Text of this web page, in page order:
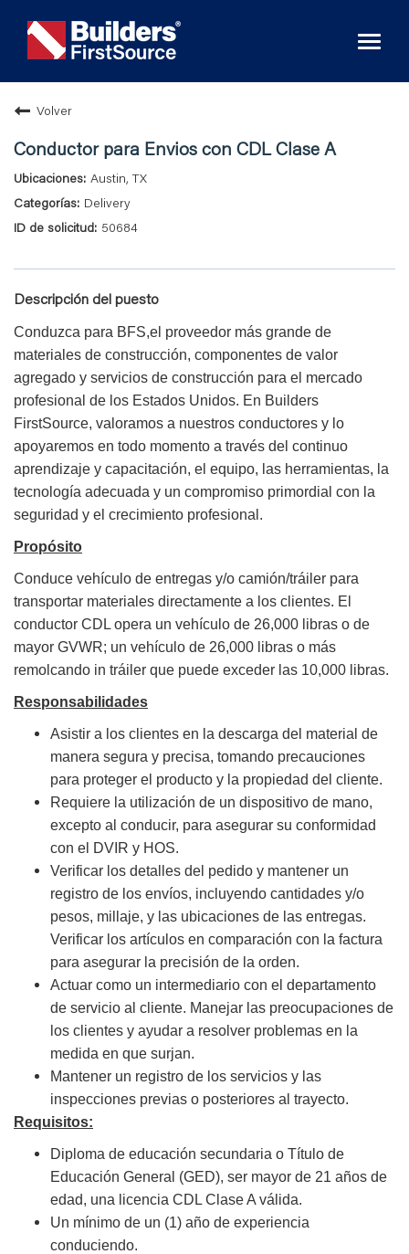
Volver
Conductor para Envios con CDL Clase A
Austin, TX
Delivery
50684
Descripción del puesto
Conduzca para BFS,el proveedor más grande de
materiales de construcción, componentes de valor
agregado y servicios de construcción para el mercado
profesional de los Estados Unidos. En Builders
FirstSource, valoramos a nuestros conductores y lo
apoyaremos en todo momento a través del continuo
aprendizaje y capacitación, el equipo, las herramientas, la
tecnología adecuada y un compromiso primordial con la
seguridad y el crecimiento profesional.
Propósito
Conduce vehículo de entregas y/o camión/tráiler para
transportar materiales directamente a los clientes. El
conductor CDL opera un vehículo de 26,000 libras o de
mayor GVWR; un vehículo de 26,000 libras o más
remolcando in tráiler que puede exceder las 10,000 libras.
Responsabilidades
Asistir a los clientes en la descarga del material de
manera segura y precisa, tomando precauciones
para proteger el producto y la propiedad del cliente.
Requiere la utilización de un dispositivo de mano,
excepto al conducir, para asegurar su conformidad
con el DVIR y HOS.
Verificar los detalles del pedido y mantener un
registro de los envíos, incluyendo cantidades y/o
pesos, millaje, y las ubicaciones de las entregas.
Verificar los artículos en comparación con la factura
para asegurar la precisión de la orden.
Actuar como un intermediario con el departamento
de servicio al cliente. Manejar las preocupaciones de
los clientes y ayudar a resolver problemas en la
medida en que surjan.
Mantener un registro de los servicios y las
inspecciones previas o posteriores al trayecto.
Requisitos:
Diploma de educación secundaria o Título de
Educación General (GED), ser mayor de 21 años de
edad, una licencia CDL Clase A válida.
Un mínimo de un (1) año de experiencia
conduciendo.